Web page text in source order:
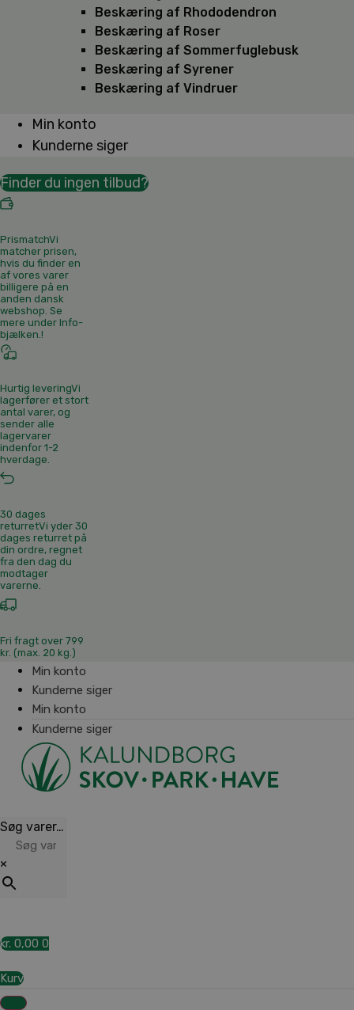
Beskæring af Rhododendron
Beskæring af Roser
Beskæring af Sommerfuglebusk
Beskæring af Syrener
Beskæring af Vindruer
Min konto
Kunderne siger
Finder du ingen tilbud?
PrismatchVi
matcher prisen,
hvis du finder en
af vores varer
billigere på en
anden dansk
webshop. Se
mere under Info-
bjælken.!
Hurtig leveringVi
lagerfører et stort
antal varer, og
sender alle
lagervarer
indenfor 1-2
hverdage.
30 dages
returretVi yder 30
dages returret på
din ordre, regnet
fra den dag du
modtager
varerne.
Fri fragt over 799
kr. (max. 20 kg.)
Min konto
Kunderne siger
Min konto
Kunderne siger
Søg varer…
×
kr. 0,00 0
Kurv